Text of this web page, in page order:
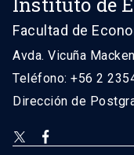
Facultad de
Avda. Vicuña
Teléfono: +56 2
Dirección de